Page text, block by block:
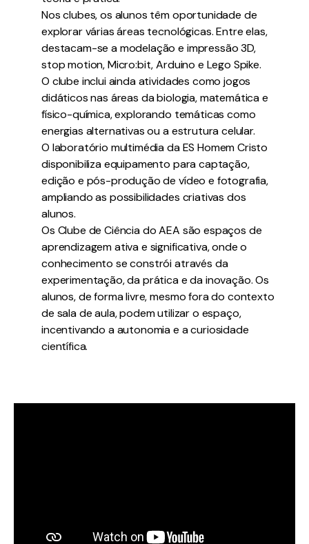
Nos clubes, os alunos têm oportunidade de
explorar várias áreas tecnológicas. Entre elas,
destacam-se a modelação e impressão 3D,
stop motion, Micro:bit, Arduino e Lego Spike.
O clube inclui ainda atividades como jogos
didáticos nas áreas da biologia, matemática e
físico-química, explorando temáticas como
energias alternativas ou a estrutura celular.
O laboratório multimédia da ES Homem Cristo
disponibiliza equipamento para captação,
edição e pós-produção de vídeo e fotografia,
ampliando as possibilidades criativas dos
alunos.
Os Clube de Ciência do AEA são espaços de
aprendizagem ativa e significativa, onde o
conhecimento se constrói através da
experimentação, da prática e da inovação. Os
alunos, de forma livre, mesmo fora do contexto
de sala de aula, podem utilizar o espaço,
incentivando a autonomia e a curiosidade
científica.